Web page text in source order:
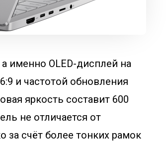
именно OLED-дисплей на
и частотой обновления
яркость составит 600
не отличается от
за счёт более тонких рамок